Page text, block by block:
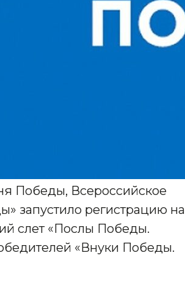
Победы, Всероссийское
запустило регистрацию на
слет «Послы Победы.
«Внуки Победы.